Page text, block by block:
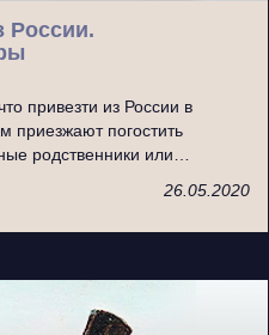
России.
привезти из России в
приезжают погостить
родственники или…
26.05.2020